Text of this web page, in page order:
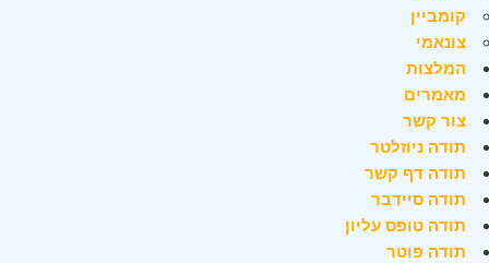
קומביין
צונאמי
המלצות
מאמרים
צור קשר
תודה ניוזלטר
תודה דף קשר
תודה סיידבר
תודה טופס עליון
תודה פוטר